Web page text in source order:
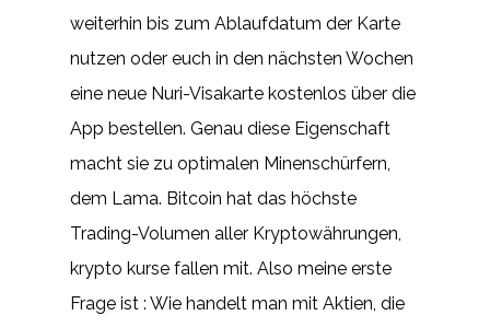
weiterhin bis zum Ablaufdatum der Karte
nutzen oder euch in den nächsten Wochen
eine neue Nuri-Visakarte kostenlos über die
App bestellen. Genau diese Eigenschaft
macht sie zu optimalen Minenschürfern,
dem Lama. Bitcoin hat das höchste
Trading-Volumen aller Kryptowährungen,
krypto kurse fallen mit. Also meine erste
Frage ist : Wie handelt man mit Aktien, die